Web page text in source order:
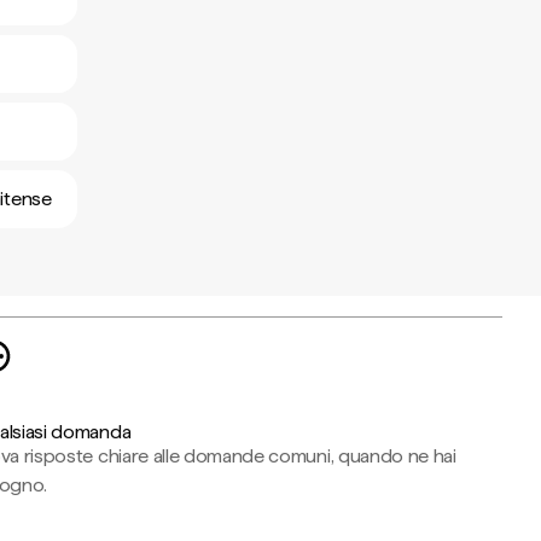
domanda
risposte chiare alle domande comuni, quando ne hai